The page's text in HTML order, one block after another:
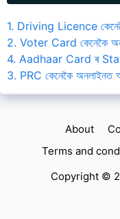
1. Driving Licence
2. Voter Card কেনেকৈ
4. Aadhaar Card ৰ
3. PRC কেনেকৈ অনলাইনত
About
Terms and
Copyright ©